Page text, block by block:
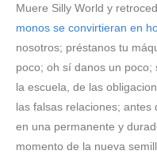
Muere Silly World y
monos se convirtieran en
nosotros; préstanos tu
poco; oh sí danos un
la escuela, de las
las falsas relaciones;
en una permanente y
momento de la nueva